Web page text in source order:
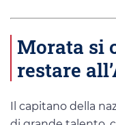
Morata si
restare
Il capitano della